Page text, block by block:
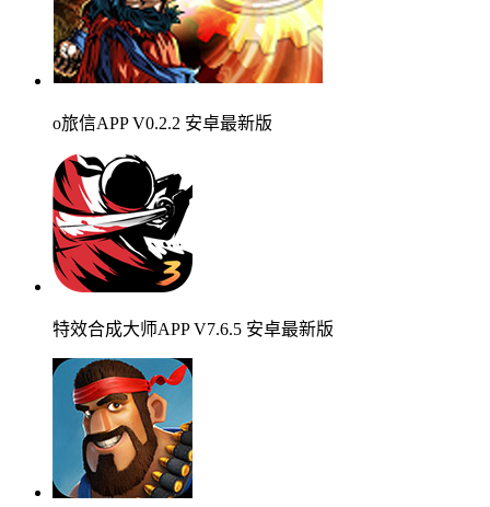
o旅信APP V0.2.2 安卓最新版
特效合成大师APP V7.6.5 安卓最新版